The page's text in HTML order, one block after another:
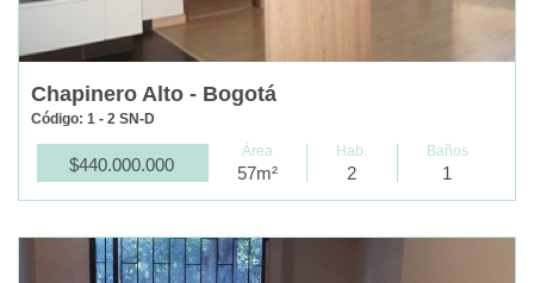
Chapinero Alto - Bogotá
Código: 1 - 2 SN-D
$440.000.000
Área
57m²
Hab.
2
Baños
1